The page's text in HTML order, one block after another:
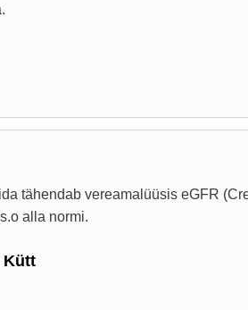
tähendab vereamalüüsis eGFR
alla normi.
Kütt